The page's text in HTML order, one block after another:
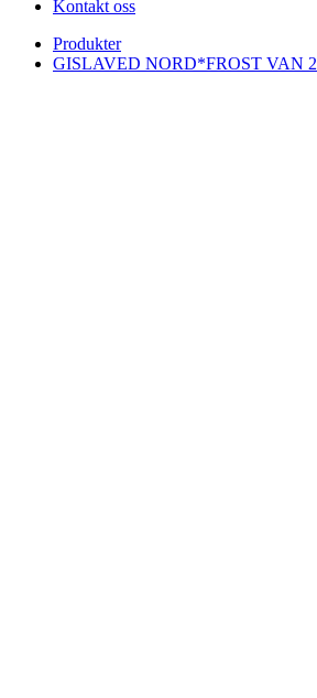
Kontakt oss
Produkter
GISLAVED NORD*FROST VAN 2